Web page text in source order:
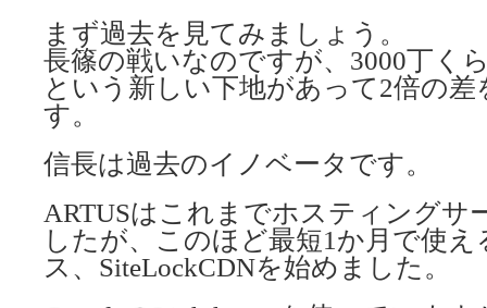
まず過去を見てみましょう。
長篠の戦いなのですが、3000丁く
という新しい下地があって2倍の
す。
信長は過去のイノベータです。
ARTUSはこれまでホスティングサ
したが、このほど最短1か月で使
ス、SiteLockCDNを始めました。